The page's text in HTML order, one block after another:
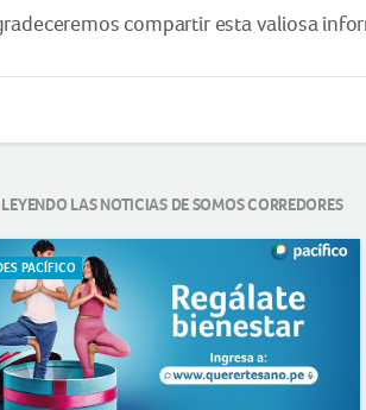
compartir esta valiosa
LAS NOTICIAS DE SOMOS CORREDORES
PACÍFICO